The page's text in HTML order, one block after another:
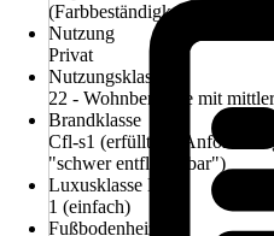
(Farbbeständigkeit
Nutzung
Privat
Nutzungsklasse
22 - Wohnbereiche mit
Brandklasse
Cfl-s1 (erfüllt die
"schwer entflammbar")
Luxusklasse LC
1 (einfach)
Fußbodenheizung